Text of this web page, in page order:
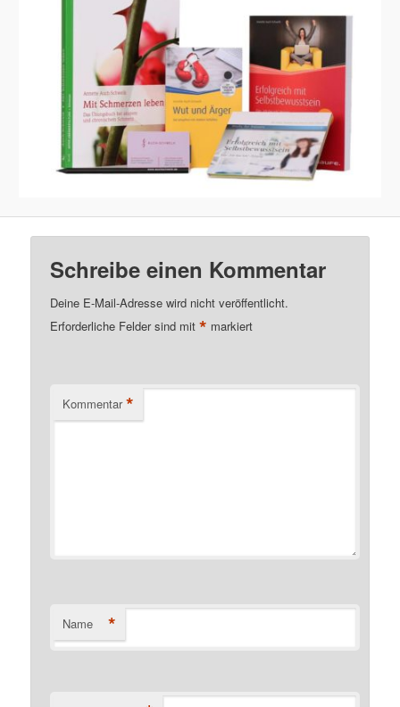
Schreibe einen Kommentar
Deine E-Mail-Adresse wird nicht veröffentlicht.
Erforderliche Felder sind mit* markiert
Kommentar *
Name *